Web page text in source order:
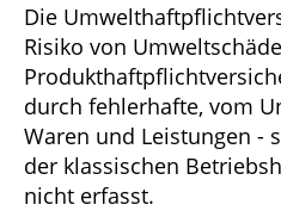
Die
Risiko von
durch fehlerhafte, vom
Waren und Leistungen -
der klassischen
nicht erfasst.